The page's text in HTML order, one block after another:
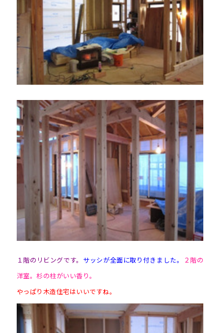
１階のリビングです。 サッシが全面に取り付きました。 ２階の
洋室。杉の柱がいい香り。
やっぱり木造住宅はいいですね。